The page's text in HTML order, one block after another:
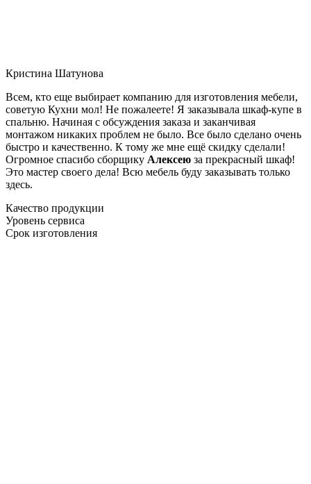
Кристина Шатунова
Всем, кто еще выбирает компанию для изготовления мебели,
советую Кухни мол! Не пожалеете! Я заказывала шкаф-купе в
спальню. Начиная с обсуждения заказа и заканчивая
монтажом никаких проблем не было. Все было сделано очень
быстро и качественно. К тому же мне ещё скидку сделали!
Огромное спасибо сборщику Алексею за прекрасный шкаф!
Это мастер своего дела! Всю мебель буду заказывать только
здесь.
Качество продукции
Уровень сервиса
Срок изготовления